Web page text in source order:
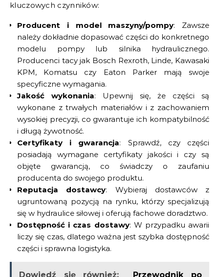
kluczowych czynników:
Producent i model maszyny/pompy: Zawsze
należy dokładnie dopasować części do konkretnego
modelu pompy lub silnika hydraulicznego.
Producenci tacy jak Bosch Rexroth, Linde, Kawasaki
KPM, Komatsu czy Eaton Parker mają swoje
specyficzne wymagania.
Jakość wykonania: Upewnij się, że części są
wykonane z trwałych materiałów i z zachowaniem
wysokiej precyzji, co gwarantuje ich kompatybilność
i długą żywotność.
Certyfikaty i gwarancja: Sprawdź, czy części
posiadają wymagane certyfikaty jakości i czy są
objęte gwarancją, co świadczy o zaufaniu
producenta do swojego produktu.
Reputacja dostawcy: Wybieraj dostawców z
ugruntowaną pozycją na rynku, którzy specjalizują
się w hydraulice siłowej i oferują fachowe doradztwo.
Dostępność i czas dostawy: W przypadku awarii
liczy się czas, dlatego ważna jest szybka dostępność
części i sprawna logistyka.
Dowiedź się również: Przewodnik po